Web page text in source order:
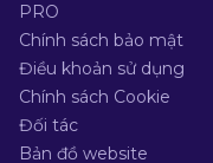
PRO
Chính sách bảo mật
Điều khoản sử dụng
Chính sách Cookie
Đối tác
Bản đồ website